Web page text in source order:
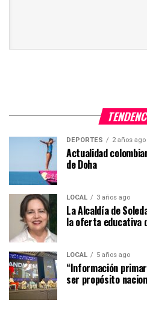
DEPORTES 2 años ago
Actualidad
de Doha
LOCAL 3 años ago
La Alcaldía de
la oferta educativa
LOCAL 5 años ago
“Información
ser propósito